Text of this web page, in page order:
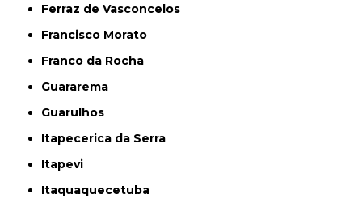
Ferraz de Vasconcelos
Francisco Morato
Franco da Rocha
Guararema
Guarulhos
Itapecerica da Serra
Itapevi
Itaquaquecetuba